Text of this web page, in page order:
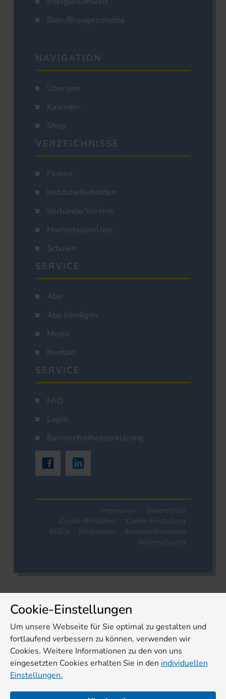
Bier-/Braugeschichte
NAVIGATION
Über uns
Kalender
Shop
VERZEICHNISSE
Firmen
Institute/Behörden
Verbände/Vereine
Hochschulen/Unis
Schulen
SERVICE
Abo
Abo kündigen
Media
Kontakt
SERVICE
FAQ
Login
Barrierefreiheitserklärung
Impressum
Datenschutz
Cookie-Richtlinien
Cookie-Einstellung
AGB's
Mediadaten
Kundeninformation
Widerrufsrecht
Cookie-Einstellungen
Um unsere Webseite für Sie optimal zu gestalten und
fortlaufend verbessern zu können, verwenden wir
Cookies. Weitere Informationen zu den von uns
eingesetzten Cookies erhalten Sie in den individuellen
Einstellungen.